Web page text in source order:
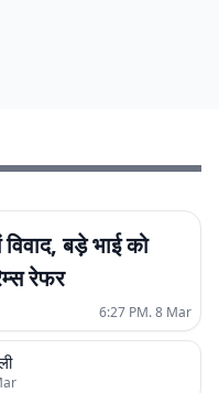
बड़े भाई को
रेफर
6:27 PM. 8 Mar